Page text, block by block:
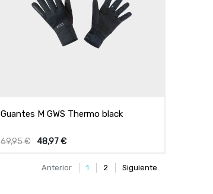
Guantes M GWS Thermo black
69,95€ 48,97€
Anterior 1 2 Siguiente